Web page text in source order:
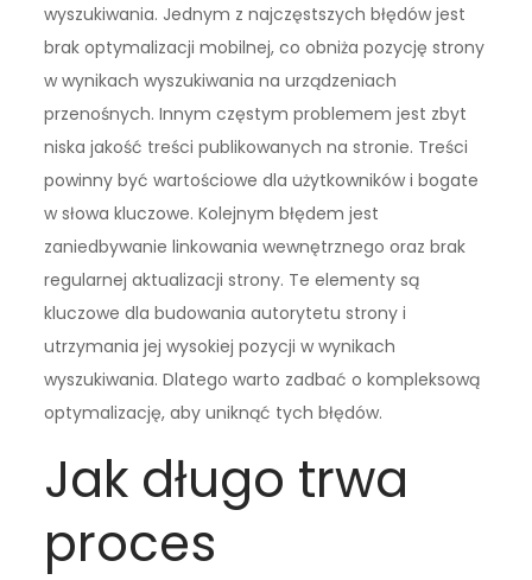
wyszukiwania. Jednym z najczęstszych błędów jest
brak optymalizacji mobilnej, co obniża pozycję strony
w wynikach wyszukiwania na urządzeniach
przenośnych. Innym częstym problemem jest zbyt
niska jakość treści publikowanych na stronie. Treści
powinny być wartościowe dla użytkowników i bogate
w słowa kluczowe. Kolejnym błędem jest
zaniedbywanie linkowania wewnętrznego oraz brak
regularnej aktualizacji strony. Te elementy są
kluczowe dla budowania autorytetu strony i
utrzymania jej wysokiej pozycji w wynikach
wyszukiwania. Dlatego warto zadbać o kompleksową
optymalizację, aby uniknąć tych błędów.
Jak długo trwa
proces